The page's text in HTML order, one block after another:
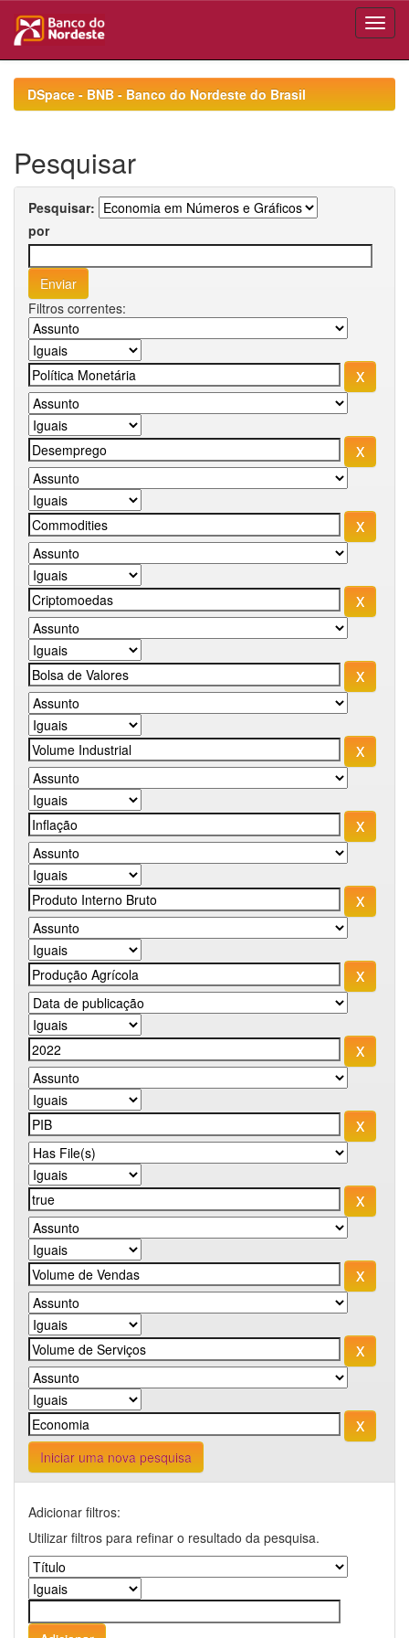
navigationDSpace - BNB - Banco do Nordeste do Brasil
Pesquisar
Pesquisar:
por
Filtros correntes:
Iniciar uma nova pesquisa
Adicionar filtros:
Utilizar filtros para refinar o resultado da pesquisa.